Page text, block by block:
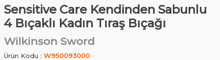
Sensitive Care Kendinden Sabunlu
4 Bıçaklı Kadın Tıraş Bıçağı
Wilkinson Sword
Ürün Kodu : W950093000